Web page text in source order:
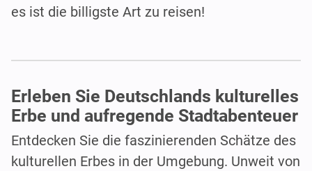
es ist die billigste Art zu reisen!
Erleben Sie Deutschlands kulturelles
Erbe und aufregende Stadtabenteuer
Entdecken Sie die faszinierenden Schätze des
kulturellen Erbes in der Umgebung. Unweit von